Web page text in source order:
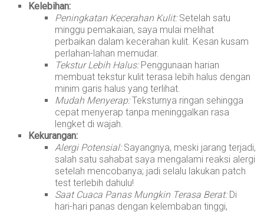
Kelebihan:
Peningkatan Kecerahan Kulit:Setelah satu
minggu pemakaian, saya mulai melihat
perbaikan dalam kecerahan kulit. Kesan kusam
perlahan-lahan memudar.
Tekstur Lebih Halus:Penggunaan harian
membuat tekstur kulit terasa lebih halus dengan
minim garis halus yang terlihat.
Mudah Menyerap:Teksturnya ringan sehingga
cepat menyerap tanpa meninggalkan rasa
lengket di wajah.
Kekurangan:
Alergi Potensial:Sayangnya, meski jarang terjadi,
salah satu sahabat saya mengalami reaksi alergi
setelah mencobanya; jadi selalu lakukan patch
test terlebih dahulu!
Saat Cuaca Panas Mungkin Terasa Berat:Di
hari-hari panas dengan kelembaban tinggi,